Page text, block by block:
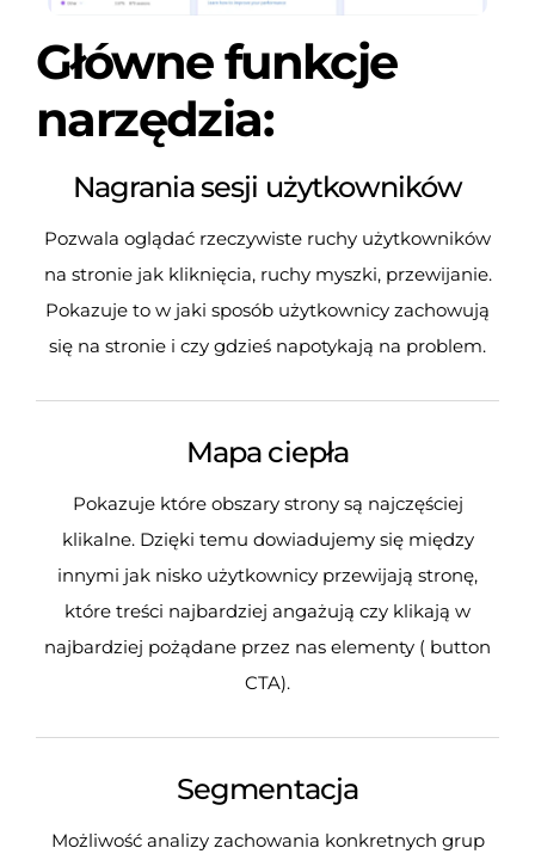
Główne funkcje
narzędzia:
Nagrania sesji użytkowników
Pozwala oglądać rzeczywiste ruchy użytkowników
na stronie jak kliknięcia, ruchy myszki, przewijanie.
Pokazuje to w jaki sposób użytkownicy zachowują
się na stronie i czy gdzieś napotykają na problem.
Mapa ciepła
Pokazuje które obszary strony są najczęściej
klikalne. Dzięki temu dowiadujemy się między
innymi jak nisko użytkownicy przewijają stronę,
które treści najbardziej angażują czy klikają w
najbardziej pożądane przez nas elementy ( button
CTA).
Segmentacja
Możliwość analizy zachowania konkretnych grup